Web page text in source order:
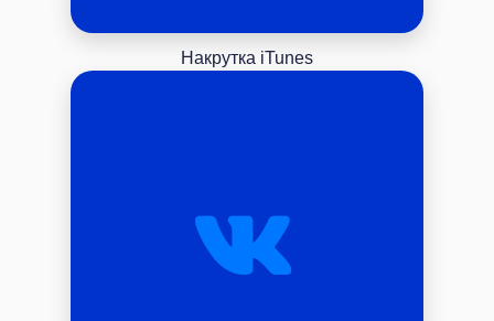
Накрутка iTunes